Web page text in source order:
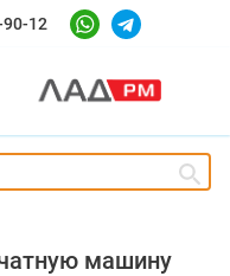
90-12
машину